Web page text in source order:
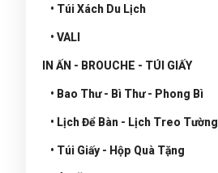
• Túi Xách Du Lịch
• VALI
IN ẤN - BROUCHE - TÚI GIẤY
• Bao Thư - Bì Thư - Phong Bì
• Lịch Để Bàn - Lịch Treo Tường
• Túi Giấy - Hộp Quà Tặng